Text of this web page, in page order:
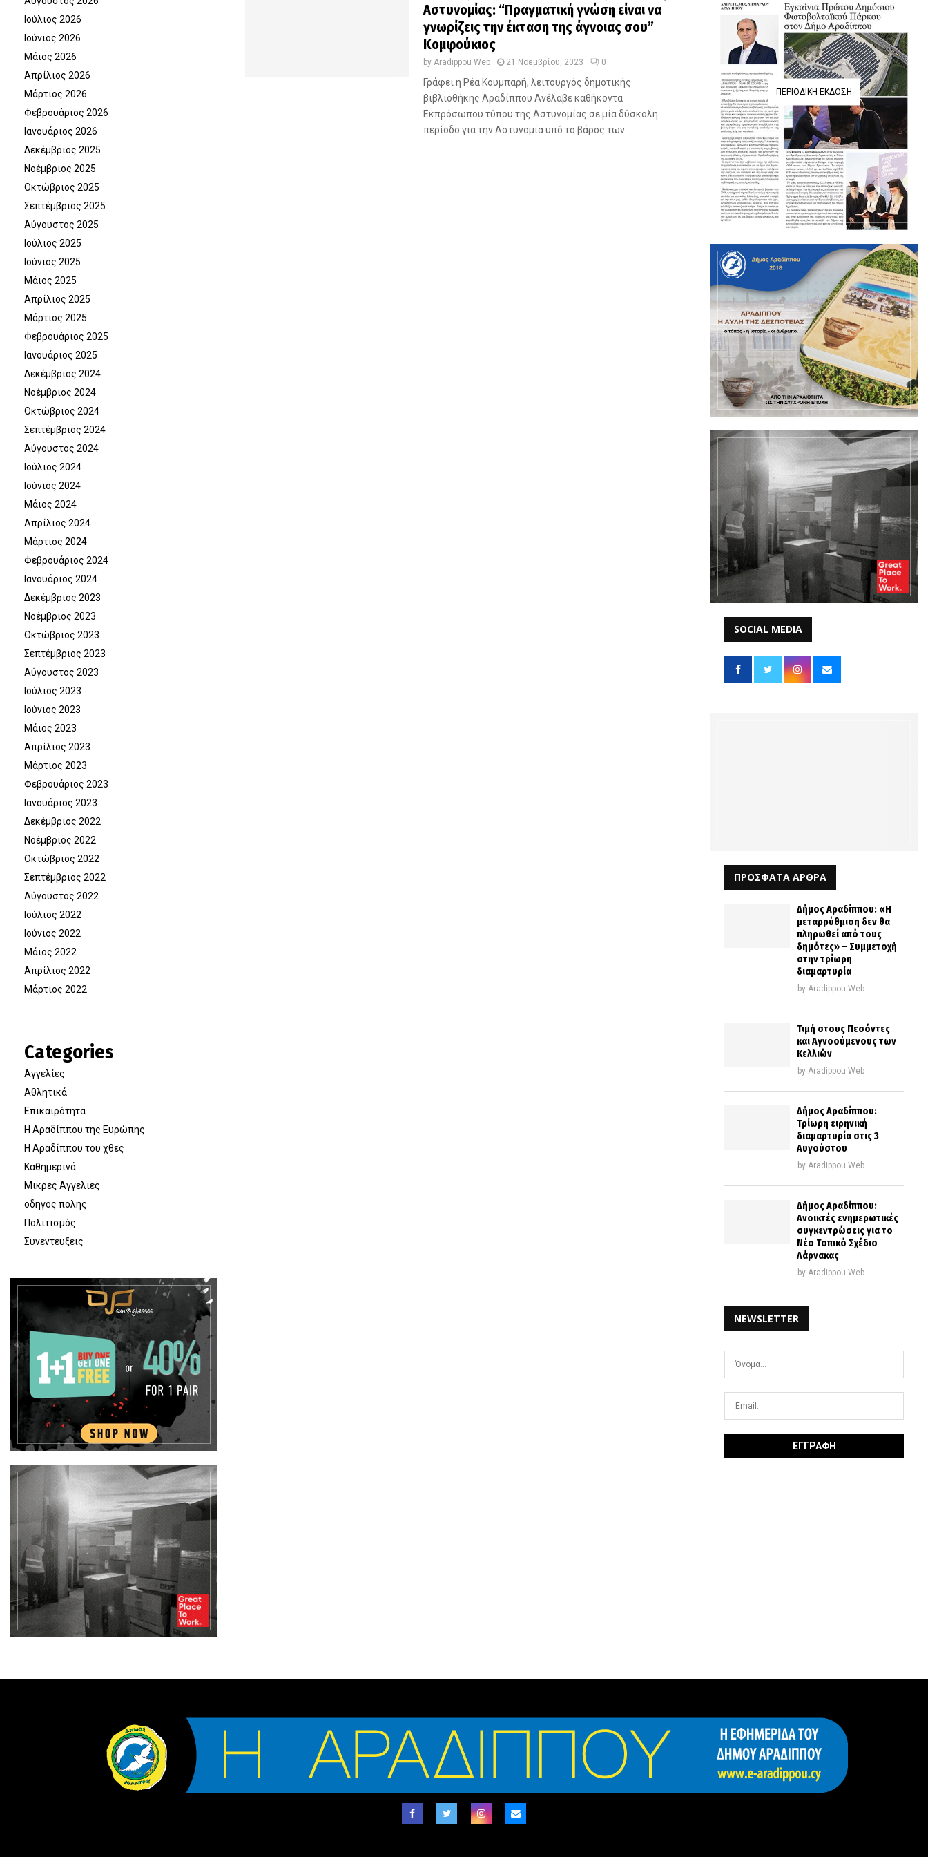
Αστυνομίας: “Πραγματική γνώση είναι να
γνωρίζεις την έκταση της άγνοιας σου”
Κομφούκιος
by Aradippou Web 21 Νοεμβρίου, 2023 0
Γράφει η Ρέα Κουμπαρή, λειτουργός δημοτικής
βιβλιοθήκης Αραδίππου Ανέλαβε καθήκοντα
Εκπρόσωπου τύπου της Αστυνομίας σε μία δύσκολη
περίοδο για την Αστυνομία υπό το βάρος των...
Ιούλιος 2026
Ιούνιος 2026
Μάιος 2026
Απρίλιος 2026
Μάρτιος 2026
Φεβρουάριος 2026
Ιανουάριος 2026
Δεκέμβριος 2025
Νοέμβριος 2025
Οκτώβριος 2025
Σεπτέμβριος 2025
Αύγουστος 2025
Ιούλιος 2025
Ιούνιος 2025
Μάιος 2025
Απρίλιος 2025
Μάρτιος 2025
Φεβρουάριος 2025
Ιανουάριος 2025
Δεκέμβριος 2024
Νοέμβριος 2024
Οκτώβριος 2024
Σεπτέμβριος 2024
Αύγουστος 2024
Ιούλιος 2024
Ιούνιος 2024
Μάιος 2024
Απρίλιος 2024
Μάρτιος 2024
Φεβρουάριος 2024
Ιανουάριος 2024
Δεκέμβριος 2023
Νοέμβριος 2023
Οκτώβριος 2023
Σεπτέμβριος 2023
Αύγουστος 2023
Ιούλιος 2023
Ιούνιος 2023
Μάιος 2023
Απρίλιος 2023
Μάρτιος 2023
Φεβρουάριος 2023
Ιανουάριος 2023
Δεκέμβριος 2022
Νοέμβριος 2022
Οκτώβριος 2022
Σεπτέμβριος 2022
Αύγουστος 2022
Ιούλιος 2022
Ιούνιος 2022
Μάιος 2022
Απρίλιος 2022
Μάρτιος 2022
Categories
Αγγελίες
Αθλητικά
Επικαιρότητα
Η Αραδίππου της Ευρώπης
Η Αραδίππου του χθες
Καθημερινά
Μικρες Αγγελιες
οδηγος πολης
Πολιτισμός
Συνεντευξεις
ΠΕΡΙΟΔΙΚΉ ΈΚΔΟΣΗ
SOCIAL MEDIA
ΠΡΟΣΦΑΤΑ ΑΡΘΡΑ
Δήμος Αραδίππου: «Η
μεταρρύθμιση δεν θα
πληρωθεί από τους
δημότες» – Συμμετοχή
στην τρίωρη
διαμαρτυρία
by Aradippou Web
Τιμή στους Πεσόντες
και Αγνοούμενους των
Κελλιών
by Aradippou Web
Δήμος Αραδίππου:
Τρίωρη ειρηνική
διαμαρτυρία στις 3
Αυγούστου
by Aradippou Web
Δήμος Αραδίππου:
Ανοικτές ενημερωτικές
συγκεντρώσεις για το
Νέο Τοπικό Σχέδιο
Λάρνακας
by Aradippou Web
NEWSLETTER